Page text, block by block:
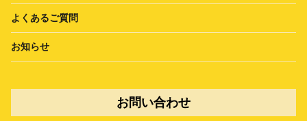
よくあるご質問
お知らせ
お問い合わせ